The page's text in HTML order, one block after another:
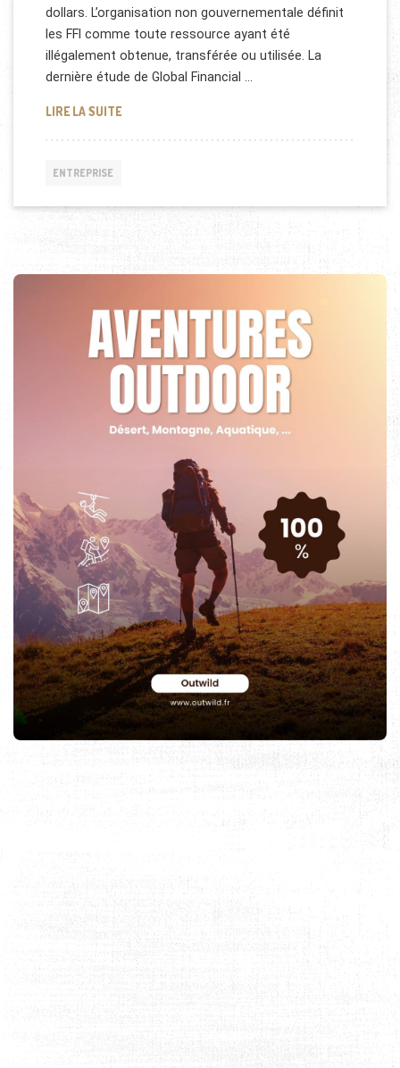
dollars. L’organisation non gouvernementale définit
les FFI comme toute ressource ayant été
illégalement obtenue, transférée ou utilisée. La
dernière étude de Global Financial …
LIRE LA SUITELES FLUX FINANCIERS ILLICITES DU LIBAN
ENTREPRISE